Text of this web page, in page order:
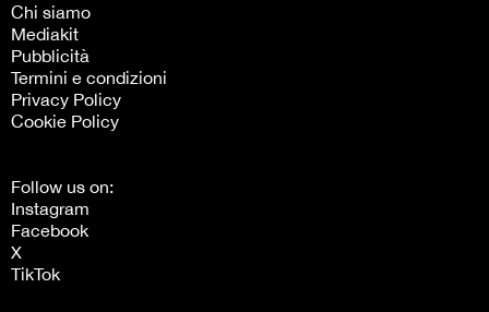
Chi siamo
Mediakit
Pubblicità
Termini e condizioni
Privacy Policy
Cookie Policy
Follow us on:
Instagram
Facebook
X
TikTok